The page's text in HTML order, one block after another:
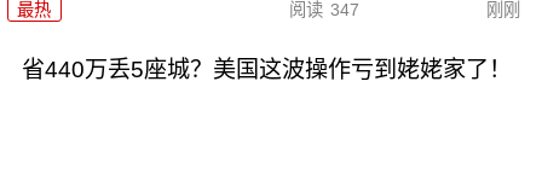
最热 阅读 347 刚刚
省440万丢5座城？美国这波操作亏到姥姥家了！